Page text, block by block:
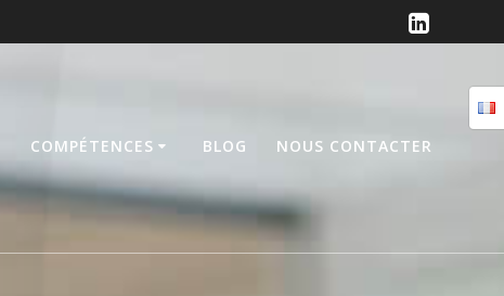
COMPÉTENCES BLOG NOUS CONTACTER